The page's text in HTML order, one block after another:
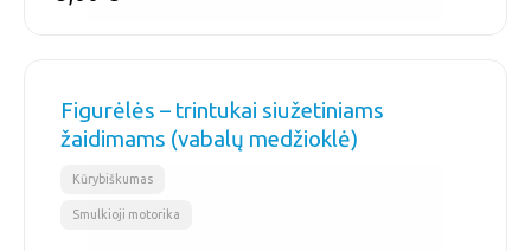
Figurėlės – trintukai siužetiniams
žaidimams (vabalų medžioklė)
Kūrybiškumas
Smulkioji motorika